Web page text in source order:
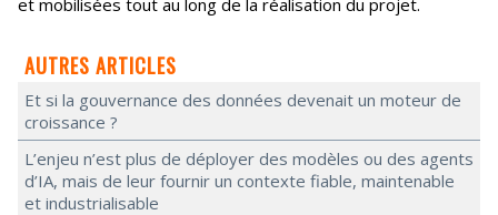
et mobilisées tout au long de la réalisation du projet.
AUTRES ARTICLES
Et si la gouvernance des données devenait un moteur de
croissance ?
L’enjeu n’est plus de déployer des modèles ou des agents
d’IA, mais de leur fournir un contexte fiable, maintenable
et industrialisable